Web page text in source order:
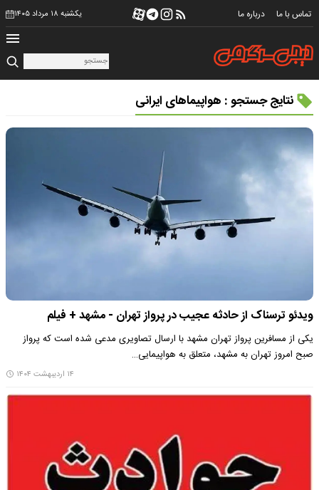
تماس با ما درباره ما یکشنبه ۱۸ مرداد ۱۴۰۵
نتایج جستجو : هواپیما‌های ایرانی
ویدئو ترسناک از حادثه‌ عجیب در پرواز تهران - مشهد + فیلم
یکی از مسافرین پرواز تهران مشهد با ارسال تصاویری مدعی شده است که پرواز
صبح امروز تهران به مشهد، متعلق به هواپیمایی…
۱۴ اردیبهشت ۱۴۰۴